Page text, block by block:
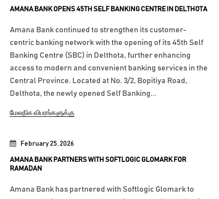
February 25, 2026
AMANA BANK PARTNERS WITH SOFTLOGIC GLOMARK FOR
RAMADAN
Amana Bank has partnered with Softlogic Glomark to
AMANA BANK OPENS 45TH SELF BANKING CENTRE IN DELTHOTA
Amana Bank continued to strengthen its customer-
centric banking network with the opening of its 45th Self
Banking Centre (SBC) in Delthota, further enhancing
access to modern and convenient banking services in the
Central Province. Located at No. 3/2, Bopitiya Road,
Delthota, the newly opened Self Banking...
மேலதிக விபரங்களுக்கு